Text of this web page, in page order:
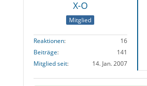
X-O
Mitglied
Reaktionen
16
Beiträge
141
Mitglied seit
14. Jan. 2007